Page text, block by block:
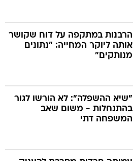
הרבנות במתקפה על דוח שקושר
אותה ליוקר המחייה: "נתונים
מנותקים"
"שיא ההשפלה": לא הורשו לגור
בהתנחלות - משום שאב
המשפחה דתי